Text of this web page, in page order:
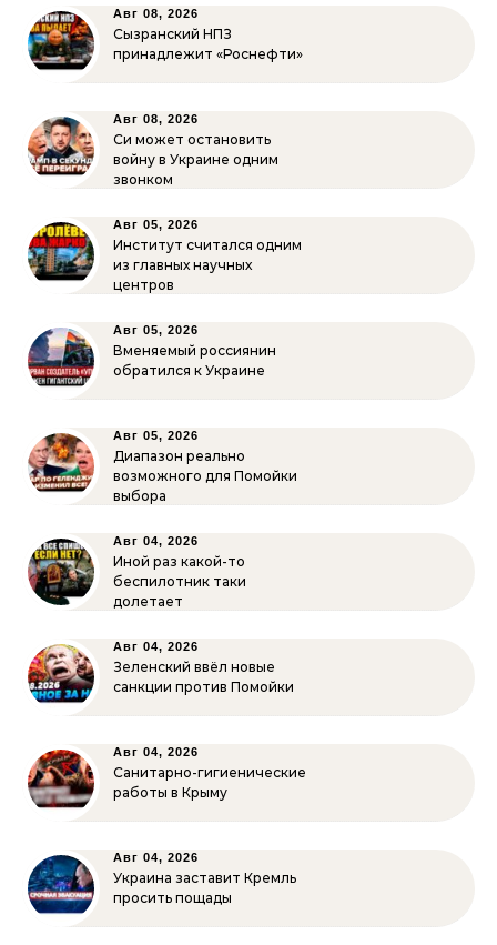
Авг 08, 2026
Сызранский НПЗ
принадлежит «Роснефти»
Авг 08, 2026
Си может остановить
войну в Украине одним
звонком
Авг 05, 2026
Институт считался одним
из главных научных
центров
Авг 05, 2026
Вменяемый россиянин
обратился к Украине
Авг 05, 2026
Диапазон реально
возможного для Помойки
выбора
Авг 04, 2026
Иной раз какой-то
беспилотник таки
долетает
Авг 04, 2026
Зеленский ввёл новые
санкции против Помойки
Авг 04, 2026
Санитарно-гигиенические
работы в Крыму
Авг 04, 2026
Украина заставит Кремль
просить пощады